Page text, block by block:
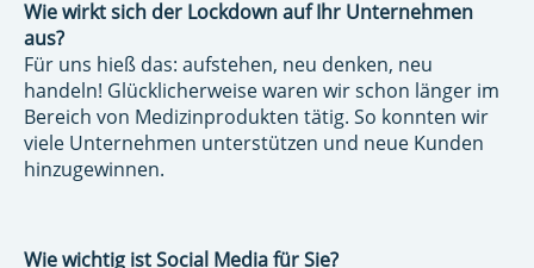
Wie wirkt sich der Lockdown auf Ihr Unternehmen
aus?
Für uns hieß das: aufstehen, neu denken, neu
handeln! Glücklicherweise waren wir schon länger im
Bereich von Medizinprodukten tätig. So konnten wir
viele Unternehmen unterstützen und neue Kunden
hinzugewinnen.
Wie wichtig ist Social Media für Sie?